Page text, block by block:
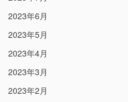
2023年6月
2023年5月
2023年4月
2023年3月
2023年2月